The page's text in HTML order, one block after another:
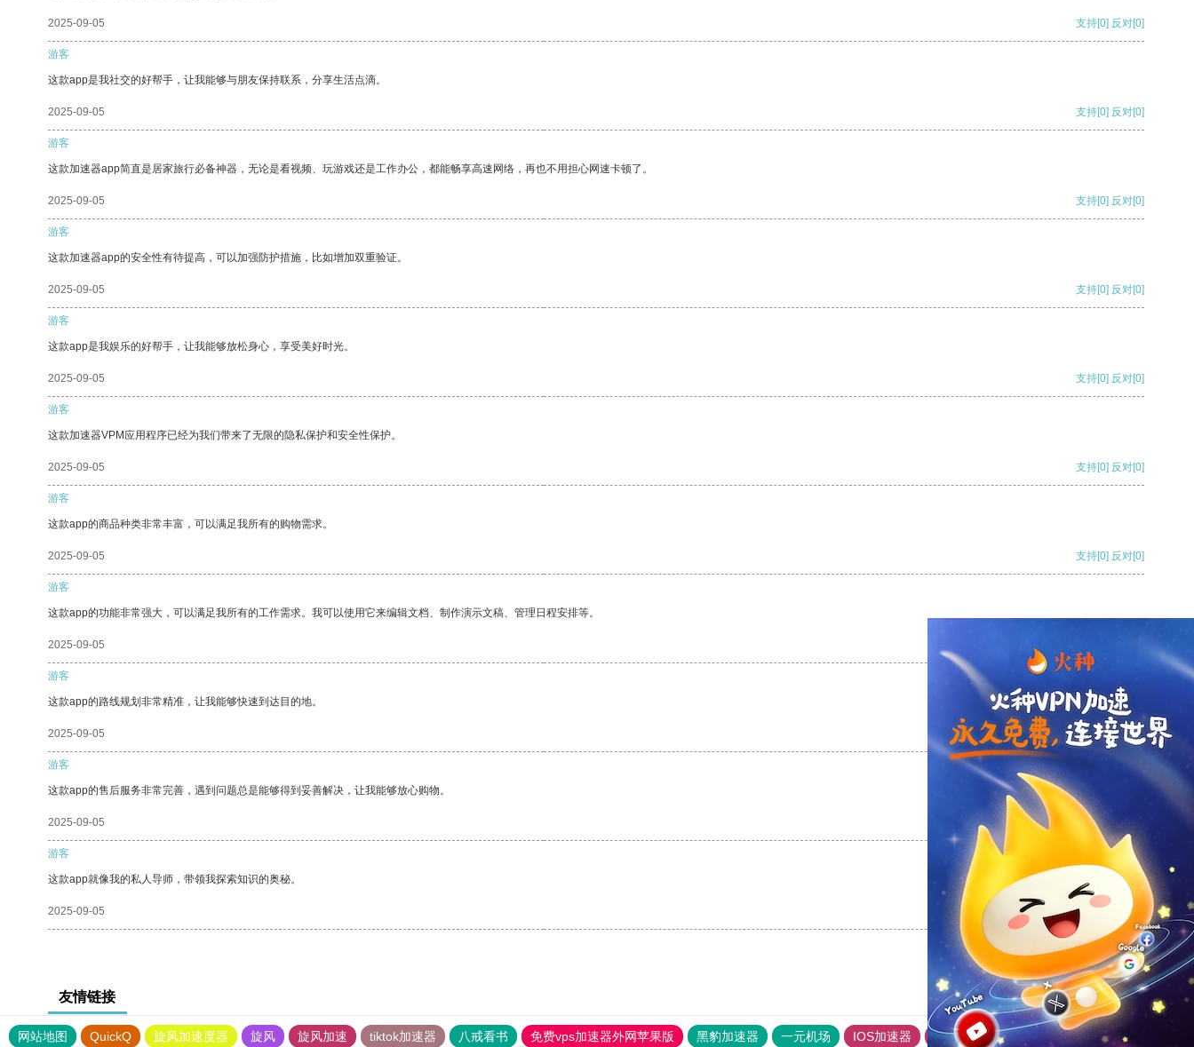
2025-09-05 支持[0] 反对[0]
游客
这款app是我社交的好帮手，让我能够与朋友保持联系，分享生活点滴。
2025-09-05 支持[0] 反对[0]
游客
这款加速器app简直是居家旅行必备神器，无论是看视频、玩游戏还是工作办公，都能畅享高速网络，再也不用担心网速卡顿了。
2025-09-05 支持[0] 反对[0]
游客
这款加速器app的安全性有待提高，可以加强防护措施，比如增加双重验证。
2025-09-05 支持[0] 反对[0]
游客
这款app是我娱乐的好帮手，让我能够放松身心，享受美好时光。
2025-09-05 支持[0] 反对[0]
游客
这款加速器VPM应用程序已经为我们带来了无限的隐私保护和安全性保护。
2025-09-05 支持[0] 反对[0]
游客
这款app的商品种类非常丰富，可以满足我所有的购物需求。
2025-09-05 支持[0] 反对[0]
游客
这款app的功能非常强大，可以满足我所有的工作需求。我可以使用它来编辑文档、制作演示文稿、管理日程安排等。
2025-09-05
游客
这款app的路线规划非常精准，让我能够快速到达目的地。
2025-09-05 支持 [0] 反对[0]
游客
这款app的售后服务非常完善，遇到问题总是能够得到妥善解决，让我能够放心购物。
2025-09-05 支持[0] 反对
游客
这款app就像我的私人导师，带领我探索知识的奥秘。
2025-09-05 支持[0] 反对[0]
友情链接
网站地图 QuickQ 旋风加速度器 旋风 旋风加速 tiktok加速器 八戒看书 免费vps加速器外网苹果版 黑豹加速器 一元机场 IOS加速器 旋风加速度器 快连加速器app